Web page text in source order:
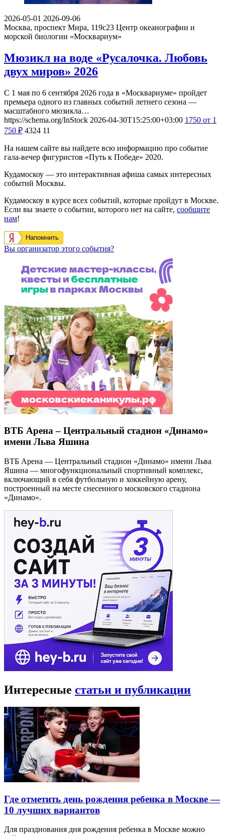
2026-05-01 2026-09-06
Москва, проспект Мира, 119с23 Центр океанографии и
морской биологии «Москвариум»
Мюзикл на воде «Русалочка. Любовь
двух миров» 2026
С 1 мая по 6 сентября 2026 года в «Москвариуме» пройдет
премьера одного из главных событий летнего сезона —
масштабного мюзикла…
https://schema.org/InStock 2026-04-30T15:25:00+03:00 1750 от 1
750 ₽ 4324 11
На нашем сайте вы найдете всю информацию про событие
гала-вечер фигуристов «Путь к Победе» 2020.
Кудамоскоу — это интерактивная афиша самых интересных
событий Москвы.
Кудамоскоу в курсе всех событий, которые пройдут в Москве.
Если вы знаете о событии, которого нет на сайте, сообщите
нам!
Напомнить
Вы организатор этого события?
ВТБ Арена – Центральный стадион «Динамо»
имени Льва Яшина
ВТБ Арена — Центральный стадион «Динамо» имени Льва
Яшина — многофункциональный спортивный комплекс,
включающий в себя футбольную и хоккейную арену,
построенный на месте снесенного московского стадиона
«Динамо».
Интересные статьи и публикации
Где отметить день рождения ребенка в Москве —
10 лучших вариантов
Для празднования дня рождения ребенка в Москве можно